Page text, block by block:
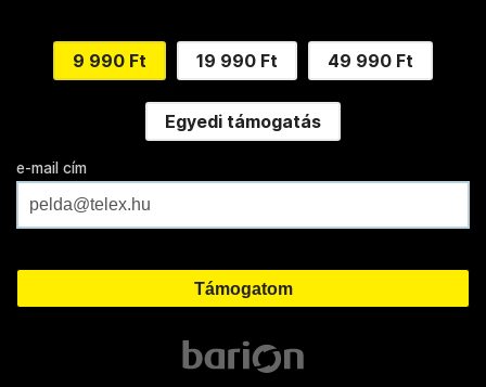
9 990 Ft 19 990 Ft 49 990 Ft
Egyedi támogatás
e-mail cím